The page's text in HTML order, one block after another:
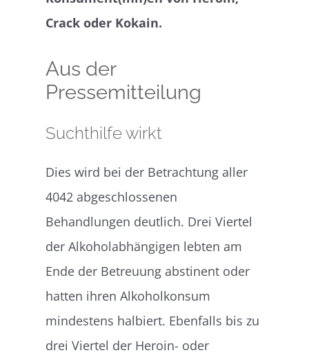
Crack oder Kokain.
Aus der
Pressemitteilung
Suchthilfe wirkt
Dies wird bei der Betrachtung aller
4042 abgeschlossenen
Behandlungen deutlich. Drei Viertel
der Alkoholabhängigen lebten am
Ende der Betreuung abstinent oder
hatten ihren Alkoholkonsum
mindestens halbiert. Ebenfalls bis zu
drei Viertel der Heroin- oder